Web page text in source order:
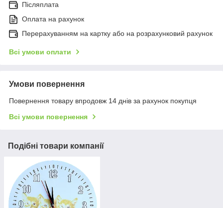
Післяплата
Оплата на рахунок
Перерахуванням на картку або на розрахунковий рахунок
Всі умови оплати
Умови повернення
Повернення товару впродовж 14 днів за рахунок покупця
Всі умови повернення
Подібні товари компанії